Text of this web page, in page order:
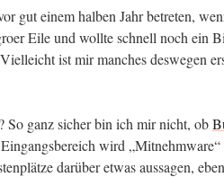
gut einem hal­ben Jahr betre­ten,
Eile und woll­te schnell noch ein
ist mir man­ches des­we­gen
So ganz sicher bin ich mir nicht, ob
wird „Mit­nehm­wa­re“
dar­über etwas aus­sa­gen,